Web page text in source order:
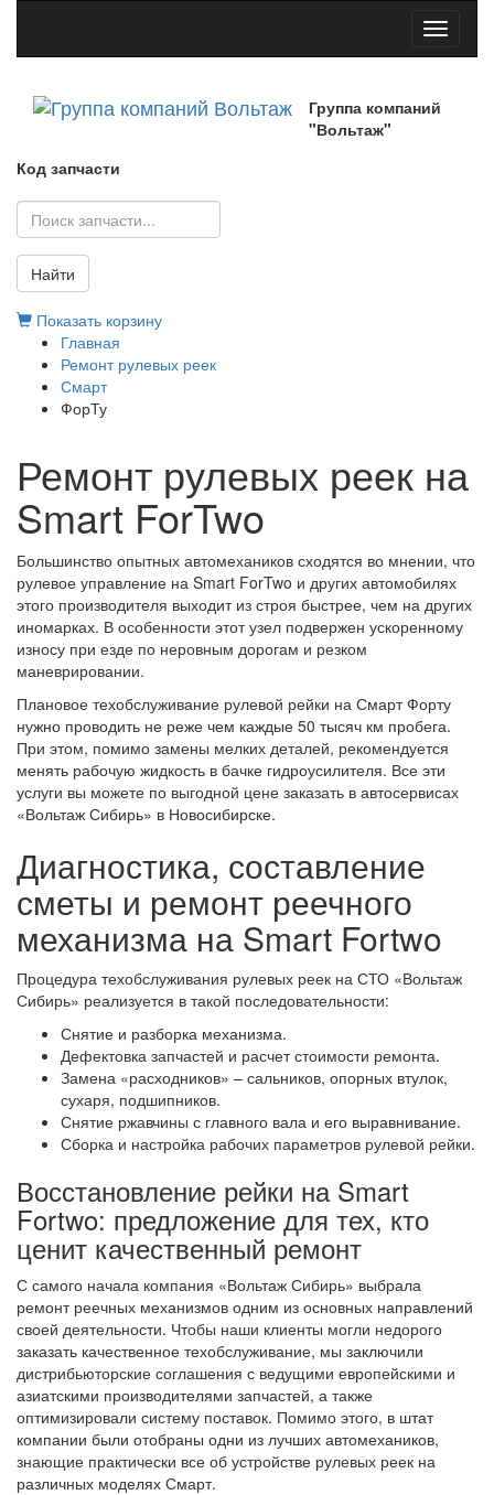
Toggle
Группа компаний
"Вольтаж"
Код запчасти
Найти
Показать корзину
Главная
Ремонт рулевых реек
Смарт
ФорТу
Ремонт рулевых реек на
Smart ForTwo
Большинство опытных автомехаников сходятся во мнении, что
рулевое управление на Smart ForTwo и других автомобилях
этого производителя выходит из строя быстрее, чем на других
иномарках. В особенности этот узел подвержен ускоренному
износу при езде по неровным дорогам и резком
маневрировании.
Плановое техобслуживание рулевой рейки на Смарт Форту
нужно проводить не реже чем каждые 50 тысяч км пробега.
При этом, помимо замены мелких деталей, рекомендуется
менять рабочую жидкость в бачке гидроусилителя. Все эти
услуги вы можете по выгодной цене заказать в автосервисах
«Вольтаж Сибирь» в Новосибирске.
Диагностика, составление
сметы и ремонт реечного
механизма на Smart Fortwo
Процедура техобслуживания рулевых реек на СТО «Вольтаж
Сибирь» реализуется в такой последовательности:
Снятие и разборка механизма.
Дефектовка запчастей и расчет стоимости ремонта.
Замена «расходников» – сальников, опорных втулок,
сухаря, подшипников.
Снятие ржавчины с главного вала и его выравнивание.
Сборка и настройка рабочих параметров рулевой рейки.
Восстановление рейки на Smart
Fortwo: предложение для тех, кто
ценит качественный ремонт
С самого начала компания «Вольтаж Сибирь» выбрала
ремонт реечных механизмов одним из основных направлений
своей деятельности. Чтобы наши клиенты могли недорого
заказать качественное техобслуживание, мы заключили
дистрибьюторские соглашения с ведущими европейскими и
азиатскими производителями запчастей, а также
оптимизировали систему поставок. Помимо этого, в штат
компании были отобраны одни из лучших автомехаников,
знающие практически все об устройстве рулевых реек на
различных моделях Смарт.